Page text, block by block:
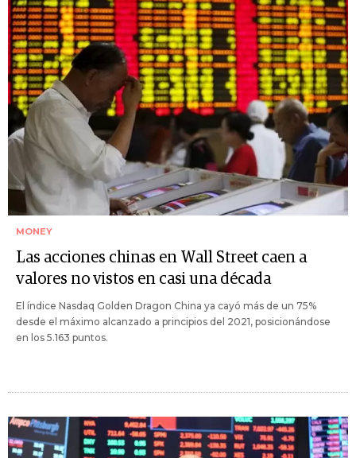
MONEY
Las acciones chinas en Wall Street caen a
valores no vistos en casi una década
El índice Nasdaq Golden Dragon China ya cayó más de un 75%
desde el máximo alcanzado a principios del 2021, posicionándose
en los 5.163 puntos.